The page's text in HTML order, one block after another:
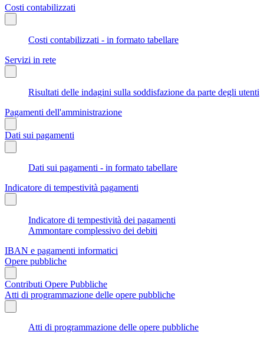
Costi contabilizzati
Costi contabilizzati - in formato tabellare
Servizi in rete
Risultati delle indagini sulla soddisfazione da parte degli utenti
Pagamenti dell'amministrazione
Dati sui pagamenti
Dati sui pagamenti - in formato tabellare
Indicatore di tempestività pagamenti
Indicatore di tempestività dei pagamenti
Ammontare complessivo dei debiti
IBAN e pagamenti informatici
Opere pubbliche
Contributi Opere Pubbliche
Atti di programmazione delle opere pubbliche
Atti di programmazione delle opere pubbliche